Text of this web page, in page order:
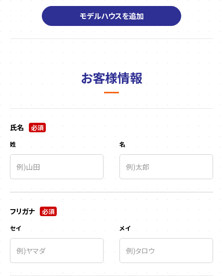
モデルハウスを追加
お客様情報
氏名 必須
姓 名
フリガナ 必須
セイ メイ